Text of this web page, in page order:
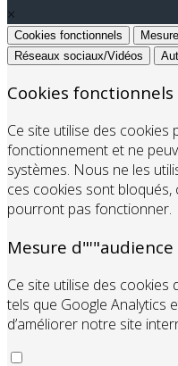
×
Cookies fonctionnels
Réseaux sociaux/Vidéos
Cookies fonctionnels
Ce site utilise des
fonctionnement et ne
systèmes. Nous ne les
ces cookies sont
pourront pas fonctionner.
Mesure d"'"audience
Ce site utilise des cookies
tels que Google Analytics
d’améliorer notre site